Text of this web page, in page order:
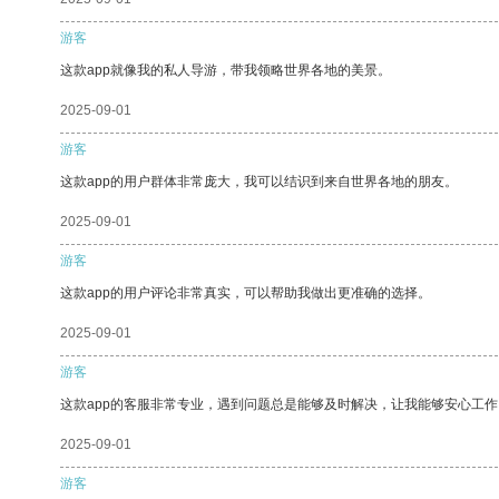
游客
这款app就像我的私人导游，带我领略世界各地的美景。
2025-09-01
游客
这款app的用户群体非常庞大，我可以结识到来自世界各地的朋友。
2025-09-01
游客
这款app的用户评论非常真实，可以帮助我做出更准确的选择。
2025-09-01
游客
这款app的客服非常专业，遇到问题总是能够及时解决，让我能够安心工
2025-09-01
游客